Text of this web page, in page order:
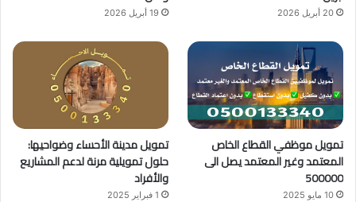
20 أبريل 2026 19 أبريل 2026
تمويل موظفي القطاع الخاص
المعتمد وغير المعتمد يصل الى
500000
10 مايو 2025
تمويل مدينة الأحساء وضواحيها:
حلول تمويلية مرنة لدعم المشاريع
والأفراد
1 فبراير 2025